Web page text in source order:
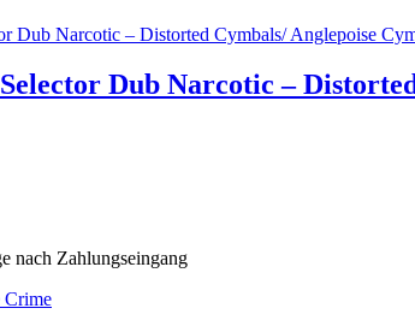
Dub Narcotic –
nach Zahlungseingang